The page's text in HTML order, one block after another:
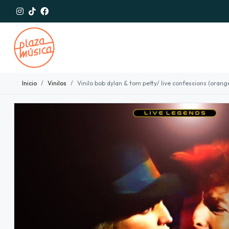
Inicio Vinilos Vinilo bob dylan & tom petty/ live confessions